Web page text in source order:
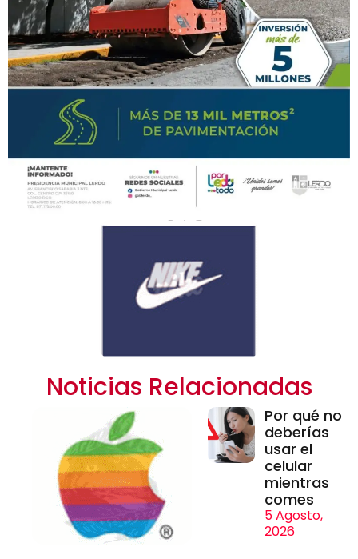
Noticias Relacionadas
Por qué no
deberías
usar el
celular
mientras
comes
5 Agosto,
2026